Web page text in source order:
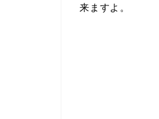
来ますよ。